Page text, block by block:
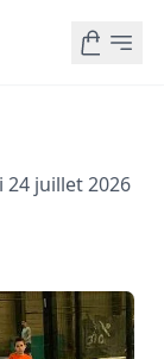
24 juillet 2026